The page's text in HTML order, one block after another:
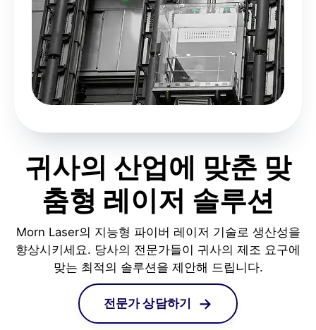
귀사의 산업에 맞춘 맞
춤형 레이저 솔루션
Morn Laser의 지능형 파이버 레이저 기술로 생산성을
향상시키세요. 당사의 전문가들이 귀사의 제조 요구에
맞는 최적의 솔루션을 제안해 드립니다.
전문가 상담하기